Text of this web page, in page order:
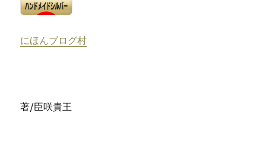
にほんブログ村
著/臣咲貴王